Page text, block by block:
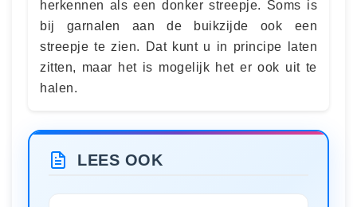
herkennen als een donker streepje. Soms is
bij garnalen aan de buikzijde ook een
streepje te zien. Dat kunt u in principe laten
zitten, maar het is mogelijk het er ook uit te
halen.
LEES OOK